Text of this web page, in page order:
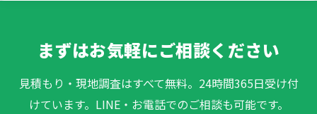
まずはお気軽にご相談ください
見積もり・現地調査はすべて無料。24時間365日受け付
けています。LINE・お電話でのご相談も可能です。